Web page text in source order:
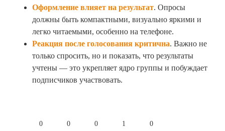
Оформление влияет на результат. Опросы
должны быть компактными, визуально яркими и
легко читаемыми, особенно на телефоне.
Реакция после голосования критична. Важно не
только спросить, но и показать, что результаты
учтены — это укрепляет ядро группы и побуждает
подписчиков участвовать.
0 0 0 1 0